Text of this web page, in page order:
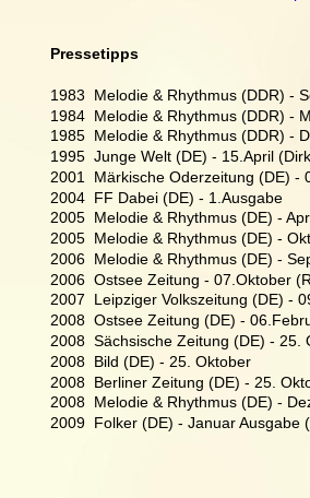
Pressetipps
1983  Melodie & Rhythmus (DDR) -
1984  Melodie & Rhythmus (DDR) -
1985  Melodie & Rhythmus (DDR) -
1995  Junge Welt (DE) - 15.April
2001  Märkische Oderzeitung (DE) -
2004  FF Dabei (DE) - 1.Ausgabe
2005  Melodie & Rhythmus (DE) -
2005  Melodie & Rhythmus (DE) -
2006  Melodie & Rhythmus (DE) -
2006  Ostsee Zeitung - 07.Oktober
2007  Leipziger Volkszeitung (DE) -
2008  Ostsee Zeitung (DE) -
2008  Sächsische Zeitung (DE) - 25.
2008  Bild (DE) - 25. Oktober
2008  Berliner Zeitung (DE) - 25.
2008  Melodie & Rhythmus (DE) -
2009  Folker (DE) - Januar Ausgabe